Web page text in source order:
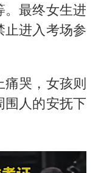
27岁女子成组织卖淫集团主犯被通缉
大楼”读数爆表
24小时不关空调 电费会更低吗
东方甄选被判赔偿江小白30万元
最终女生进
止进入考场参
哭，女孩则
人的安抚下